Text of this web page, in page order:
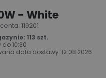
- White
119201
113 szt.
do 10:30
data dostawy: 12.08.2026